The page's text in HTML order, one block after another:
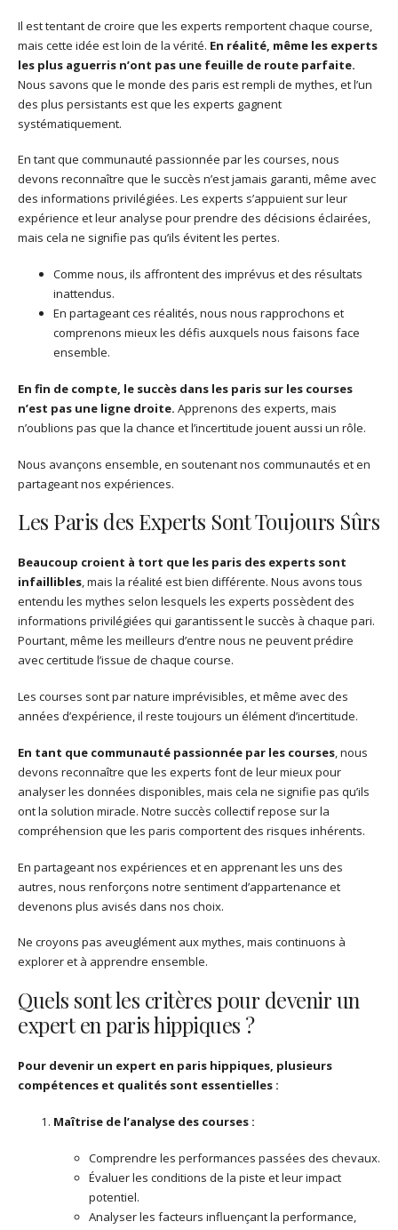
Il est tentant de croire que les experts remportent chaque course,
mais cette idée est loin de la vérité. En réalité, même les experts
les plus aguerris n’ont pas une feuille de route parfaite.
Nous savons que le monde des paris est rempli de mythes, et l’un
des plus persistants est que les experts gagnent
systématiquement.
En tant que communauté passionnée par les courses, nous
devons reconnaître que le succès n’est jamais garanti, même avec
des informations privilégiées. Les experts s’appuient sur leur
expérience et leur analyse pour prendre des décisions éclairées,
mais cela ne signifie pas qu’ils évitent les pertes.
Comme nous, ils affrontent des imprévus et des résultats
inattendus.
En partageant ces réalités, nous nous rapprochons et
comprenons mieux les défis auxquels nous faisons face
ensemble.
En fin de compte, le succès dans les paris sur les courses
n’est pas une ligne droite. Apprenons des experts, mais
n’oublions pas que la chance et l’incertitude jouent aussi un rôle.
Nous avançons ensemble, en soutenant nos communautés et en
partageant nos expériences.
Les Paris des Experts Sont Toujours Sûrs
Beaucoup croient à tort que les paris des experts sont
infaillibles, mais la réalité est bien différente. Nous avons tous
entendu les mythes selon lesquels les experts possèdent des
informations privilégiées qui garantissent le succès à chaque pari.
Pourtant, même les meilleurs d’entre nous ne peuvent prédire
avec certitude l’issue de chaque course.
Les courses sont par nature imprévisibles, et même avec des
années d’expérience, il reste toujours un élément d’incertitude.
En tant que communauté passionnée par les courses, nous
devons reconnaître que les experts font de leur mieux pour
analyser les données disponibles, mais cela ne signifie pas qu’ils
ont la solution miracle. Notre succès collectif repose sur la
compréhension que les paris comportent des risques inhérents.
En partageant nos expériences et en apprenant les uns des
autres, nous renforçons notre sentiment d’appartenance et
devenons plus avisés dans nos choix.
Ne croyons pas aveuglément aux mythes, mais continuons à
explorer et à apprendre ensemble.
Quels sont les critères pour devenir un
expert en paris hippiques ?
Pour devenir un expert en paris hippiques, plusieurs
compétences et qualités sont essentielles :
Maîtrise de l’analyse des courses :
Comprendre les performances passées des chevaux.
Évaluer les conditions de la piste et leur impact
potentiel.
Analyser les facteurs influençant la performance,